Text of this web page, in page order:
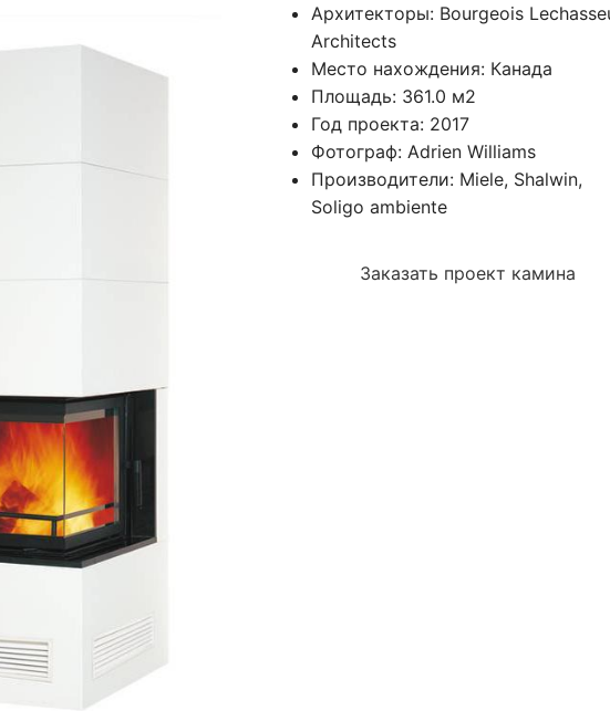
Архитекторы: Bourgeois
Architects
Место нахождения: Канада
Площадь: 361.0 м2
Год проекта: 2017
Фотограф: Adrien Williams
Производители: Miele, Shalwin,
Soligo ambiente
Заказать проект камина